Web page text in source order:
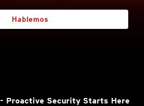
Hablemos
- Proactive Security Starts Here